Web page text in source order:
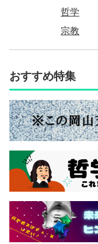
哲学
宗教
おすすめ特集